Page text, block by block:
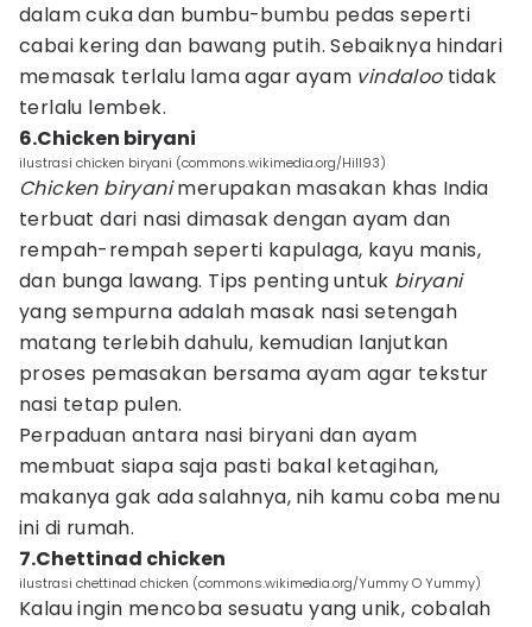
dalam cuka dan bumbu-bumbu pedas seperti
cabai kering dan bawang putih. Sebaiknya hindari
memasak terlalu lama agar ayam vindalootidak
terlalu lembek.
6.Chicken biryani
ilustrasi chicken biryani (commons.wikimedia.org/Hill93)
Chicken biryanimerupakan masakan khas India
terbuat dari nasi dimasak dengan ayam dan
rempah-rempah seperti kapulaga, kayu manis,
dan bunga lawang. Tips penting untuk biryani
yang sempurna adalah masak nasi setengah
matang terlebih dahulu, kemudian lanjutkan
proses pemasakan bersama ayam agar tekstur
nasi tetap pulen.
Perpaduan antara nasi biryani dan ayam
membuat siapa saja pasti bakal ketagihan,
makanya gak ada salahnya, nih kamu coba menu
ini di rumah.
7.Chettinad chicken
ilustrasi chettinad chicken (commons.wikimedia.org/Yummy O Yummy)
Kalau ingin mencoba sesuatu yang unik, cobalah